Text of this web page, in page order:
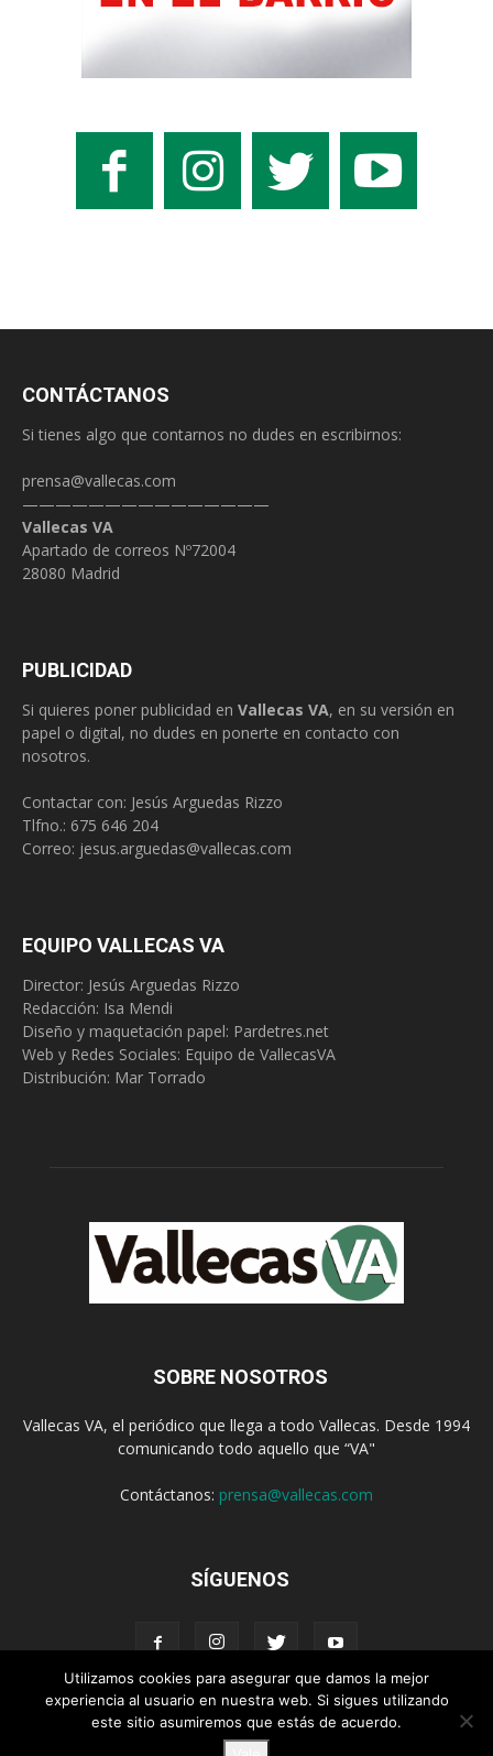
CONTÁCTANOS
Si tienes algo que contarnos no dudes en escribirnos:
prensa@vallecas.com
———————————————
Vallecas VA
Apartado de correos Nº72004
28080 Madrid
PUBLICIDAD
Si quieres poner publicidad en Vallecas VA, en su versión en
papel o digital, no dudes en ponerte en contacto con
nosotros.
Contactar con: Jesús Arguedas Rizzo
Tlfno.: 675 646 204
Correo: jesus.arguedas@vallecas.com
EQUIPO VALLECAS VA
Director: Jesús Arguedas Rizzo
Redacción: Isa Mendi
Diseño y maquetación papel: Pardetres.net
Web y Redes Sociales: Equipo de VallecasVA
Distribución: Mar Torrado
SOBRE NOSOTROS
Vallecas VA, el periódico que llega a todo Vallecas. Desde 1994
comunicando todo aquello que “VA"
Contáctanos: prensa@vallecas.com
SÍGUENOS
Aviso Legal Política de cookies
Utilizamos cookies para asegurar que damos la mejor
experiencia al usuario en nuestra web. Si sigues utilizando
este sitio asumiremos que estás de acuerdo.